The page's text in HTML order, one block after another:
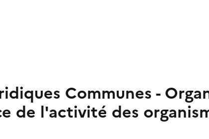
Communes -
de l'activité des